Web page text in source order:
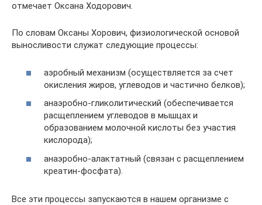
отмечает Оксана Ходорович.
По словам Оксаны Хорович, физиологической основой
выносливости служат следующие процессы:
аэробный механизм (осуществляется за счет
окисления жиров, углеводов и частично белков);
анаэробно-гликолитический (обеспечивается
расщеплением углеводов в мышцах и
образованием молочной кислоты без участия
кислорода);
анаэробно-алактатный (связан с расщеплением
креатин-фосфата).
Все эти процессы запускаются в нашем организме с